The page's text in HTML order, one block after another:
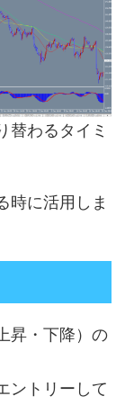
替わるタイミ
時に活用しま
昇・下降）の
ントリーして